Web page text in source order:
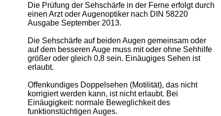
Die Prüfung der Sehschärfe in der Ferne erfolgt durch
einen Arzt oder Augenoptiker nach DIN 58220
Ausgabe September 2013.
Die Sehschärfe auf beiden Augen gemeinsam oder
auf dem besseren Auge muss mit oder ohne Sehhilfe
größer oder gleich 0,8 sein. Einäugiges Sehen ist
erlaubt.
Offenkundiges Doppelsehen (Motilität), das nicht
korrigiert werden kann, ist nicht erlaubt. Bei
Einäugigkeit: normale Beweglichkeit des
funktionstüchtigen Auges.